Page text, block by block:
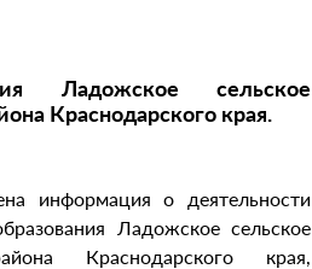
Ладожское сельское
Краснодарского края.
информация о деятельности
Ладожское сельское
Краснодарского края,